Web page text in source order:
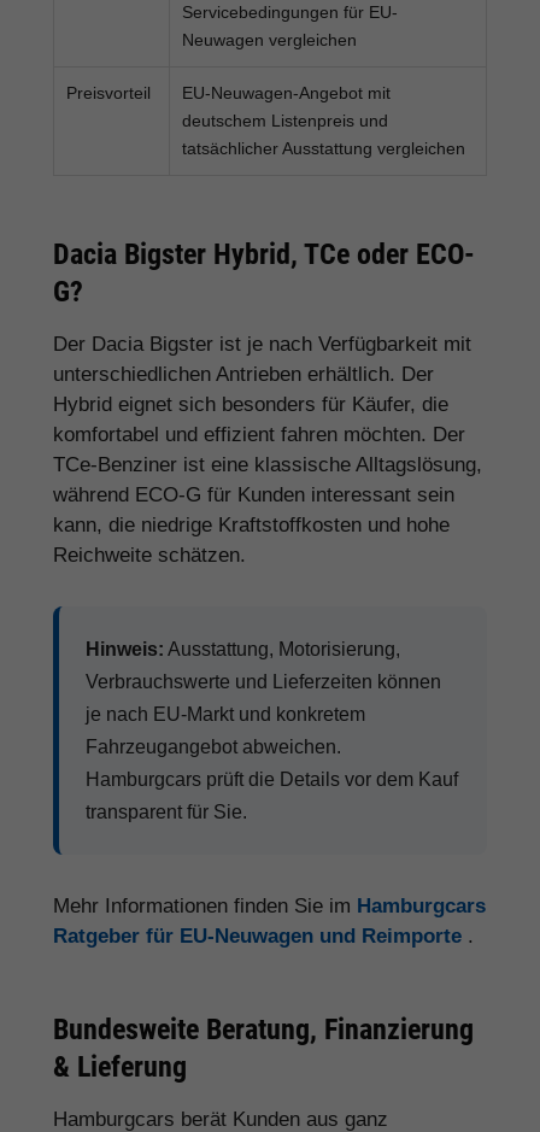
Servicebedingungen für EU-
Neuwagen vergleichen
Preisvorteil
EU-Neuwagen-Angebot mit
deutschem Listenpreis und
tatsächlicher Ausstattung vergleichen
Dacia Bigster Hybrid, TCe oder ECO-
G?
Der Dacia Bigster ist je nach Verfügbarkeit mit
unterschiedlichen Antrieben erhältlich. Der
Hybrid eignet sich besonders für Käufer, die
komfortabel und effizient fahren möchten. Der
TCe-Benziner ist eine klassische Alltagslösung,
während ECO-G für Kunden interessant sein
kann, die niedrige Kraftstoffkosten und hohe
Reichweite schätzen.
Hinweis: Ausstattung, Motorisierung,
Verbrauchswerte und Lieferzeiten können
je nach EU-Markt und konkretem
Fahrzeugangebot abweichen.
Hamburgcars prüft die Details vor dem Kauf
transparent für Sie.
Mehr Informationen finden Sie im Hamburgcars
Ratgeber für EU-Neuwagen und Reimporte .
Bundesweite Beratung, Finanzierung
& Lieferung
Hamburgcars berät Kunden aus ganz